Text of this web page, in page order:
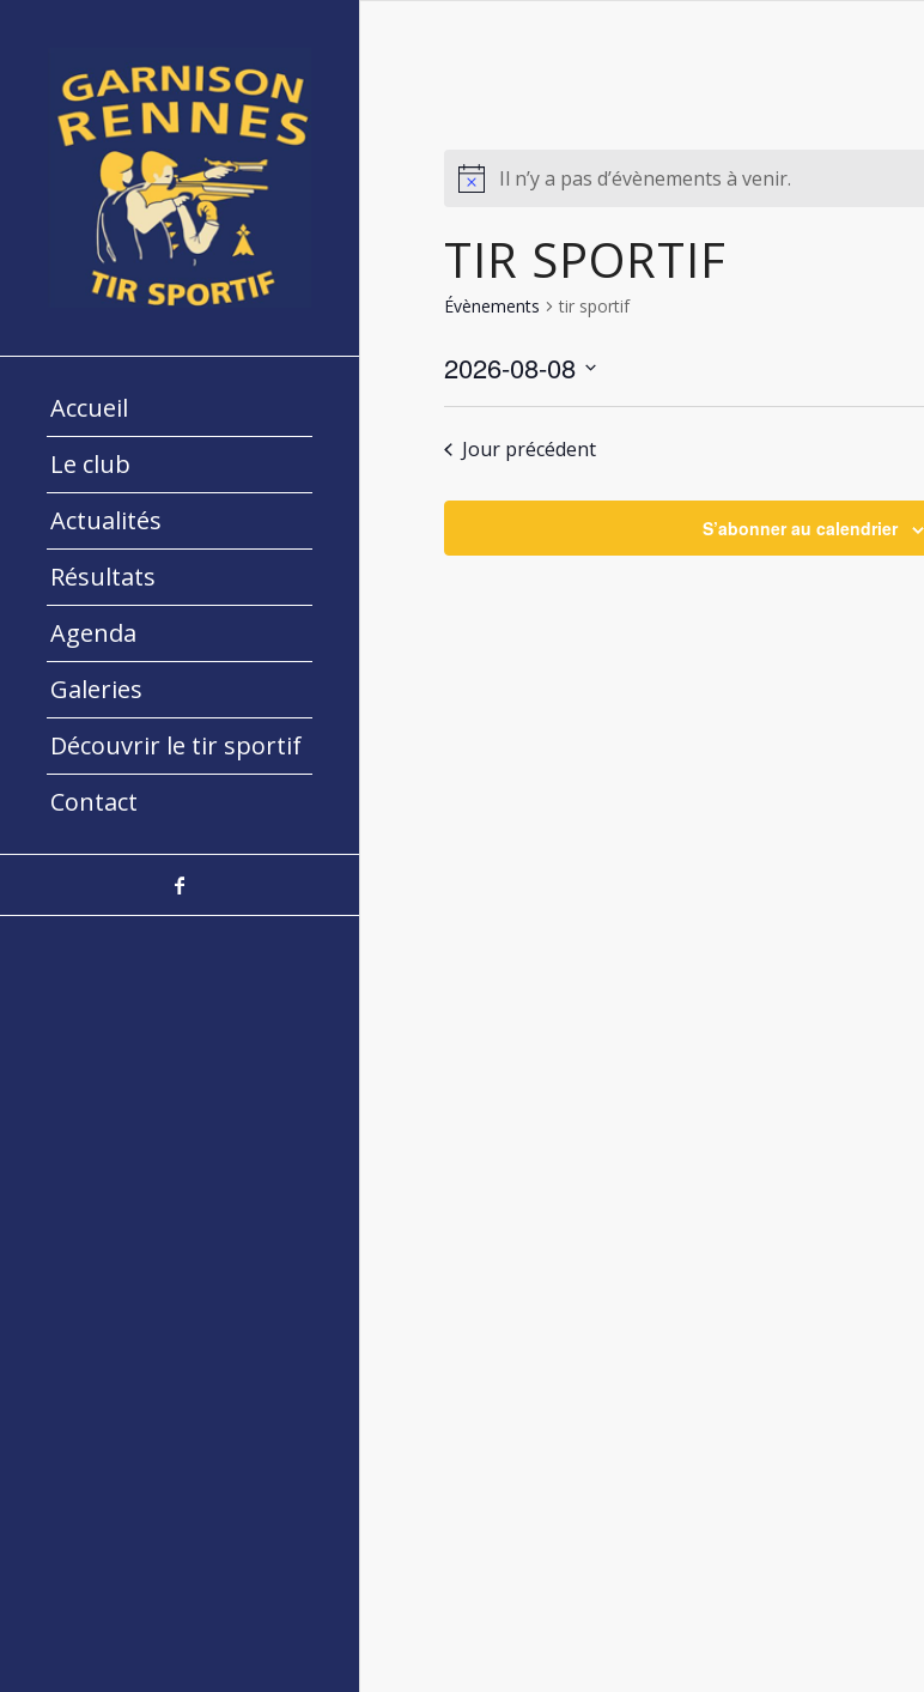
Accueil
Le club
Actualités
Résultats
Agenda
Galeries
Découvrir le tir sportif
Contact
Il n’y a pas d’évènements à venir.
TIR SPORTIF
Évènements tir sportif
2026-08-08
Sélectionnez
date.
Jour précédent
S’abonner au calendrier